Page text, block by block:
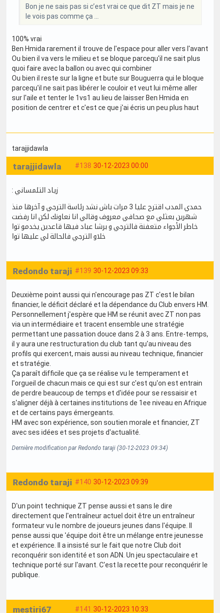
Bon je ne sais pas si c’est vrai ce que dit ZT mais je ne
le vois pas comme ça …
100% vrai
Ben Hmida rarement il trouve de l'espace pour aller vers l'avant
Ou bien il va vers le milieu et se bloque parcequ'il ne sait plus
quoi faire avec la ballon ou avec qui combiner
Ou bien il reste sur la ligne et bute sur Bouguerra qui le bloque
parcequ'il ne sait pas libérer le couloir et veut lui même aller
sur l'aile et tenter le 1vs1 au lieu de laisser Ben Hmida en
position de centrer et c'est ce que j'ai écris un peu plus haut
tarajjidawla
#138 30-12-2023 00:00
tarajjidawla
: زياد التلمساني
حمدي المدب اقترح عليا 3 مرات باش نشد رئاسة الترجي و آخرها منذ
شهرين بعثلي مع صحافي معروف وقالي انا نعاونك لكن انا رفضت
خاطر الأجواء متعفنة فالترجي و برشا عباد فيها قاعدين يخدمو توا
خلاو الترجي فالحالة لي عليها توا
#139 30-12-2023 09:33
Redondo taraji
Deuxième point aussi qui n'encourage pas ZT c'est le bilan
financier, le déficit déclaré et la dépendance du Club envers HM.
Personnellement j'espère que HM se réunit avec ZT non pas
via un intermédiaire et tracent ensemble une stratégie
permettant une passation douce dans 2 à 3 ans. Entre-temps,
il y aura une restructuration du club tant qu'au niveau des
profils qui exercent, mais aussi au niveau technique, financier
et stratégie.
Ça paraît difficile que ça se réalise vu le temperament et
l'orgueil de chacun mais ce qui est sur c'est qu'on est entrain
de perdre beaucoup de temps et d'idée pour se ressaisir et
s'aligner déjà à certaines institutions de 1ee niveau en Afrique
et de certains pays émergeants.
HM avec son expérience, son soutien morale et financier, ZT
avec ses idées et ses projets d'actualité.
Dernière modification par Redondo taraji (30-12-2023 09:34)
#140 30-12-2023 09:39
Redondo taraji
D'un point technique ZT pense aussi et sans le dire
directement que l'entraîneur actuel doit être un entraîneur
formateur vu le nombre de joueurs jeunes dans l'équipe. Il
pense aussi que 'équipe doit être un mélange entre jeunesse
et expérience. Il a insisté sur le fait que notre Club doit
reconquérir son identité et son ADN. Un jeu spectaculaire et
technique porté sur l'avant. C'est la recette pour reconquérir le
publique.
#141 30-12-2023 10:33
mestiri67